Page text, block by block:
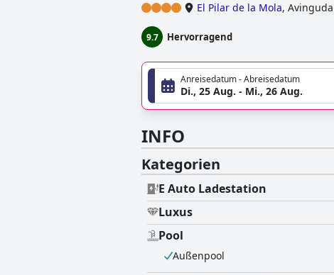
El Pilar de la Mola,
9.7 Hervorragend
Anreisedatum - Abreisedatum
Di., 25 Aug. - Mi., 26 Aug.
INFO
Kategorien
E Auto Ladestation
Luxus
Pool
Außenpool